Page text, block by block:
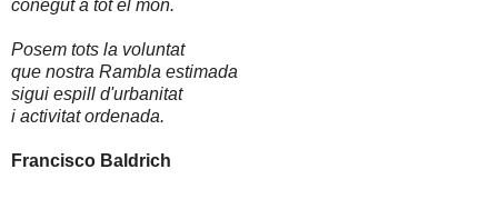
conegut a tot el món.
Posem tots la voluntat
que nostra Rambla estimada
sigui espill d'urbanitat
i activitat ordenada.
Francisco Baldrich